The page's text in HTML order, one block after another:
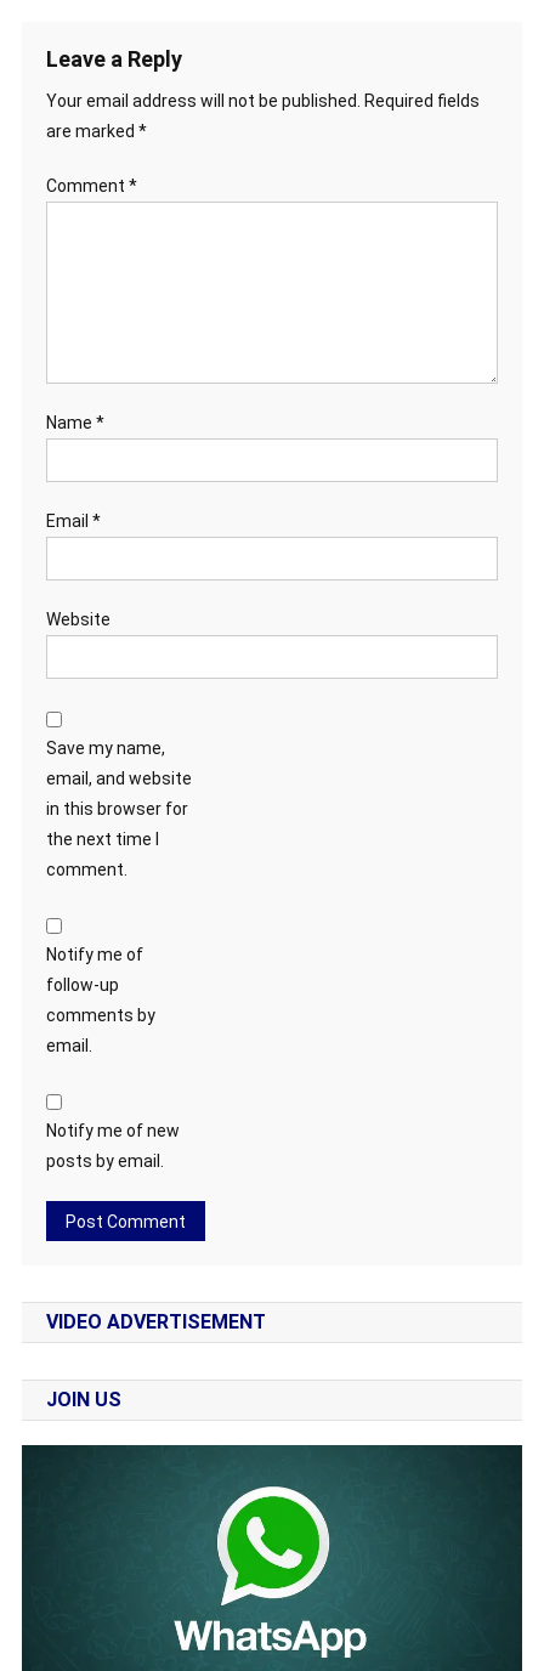
Leave a Reply
Your email address will not be published.
Required fields
are marked *
Comment *
Name *
Email *
Website
Save my name,
email, and website
in this browser for
the next time I
comment.
Notify me of
follow-up
comments by
email.
Notify me of new
posts by email.
VIDEO ADVERTISEMENT
JOIN US